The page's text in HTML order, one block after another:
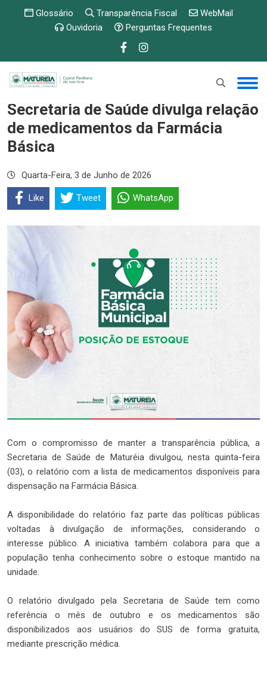
Glossário Transparência Fiscal
WebMail
Ouvidoria
Perguntas Frequentes
Secretaria de Saúde divulga relação
de medicamentos da Farmácia
Básica
Quarta-Feira, 3 de Junho de 2026
Like Tweet WhatsApp
Com o compromisso de manter a transparência pública, a
Secretaria de Saúde de Maturéia divulgou, nesta quinta-feira
(03), o relatório com a lista de medicamentos disponíveis para
dispensação na Farmácia Básica.
A disponibilidade do relatório faz parte das políticas públicas
voltadas à divulgação de informações, considerando o
interesse público. A iniciativa também colabora para que a
população tenha conhecimento sobre o estoque mantido na
unidade.
O relatório divulgado pela Secretaria de Saúde tem como
referência o mês de outubro e os medicamentos são
disponibilizados aos usuários do SUS de forma gratuita,
mediante prescrição médica.